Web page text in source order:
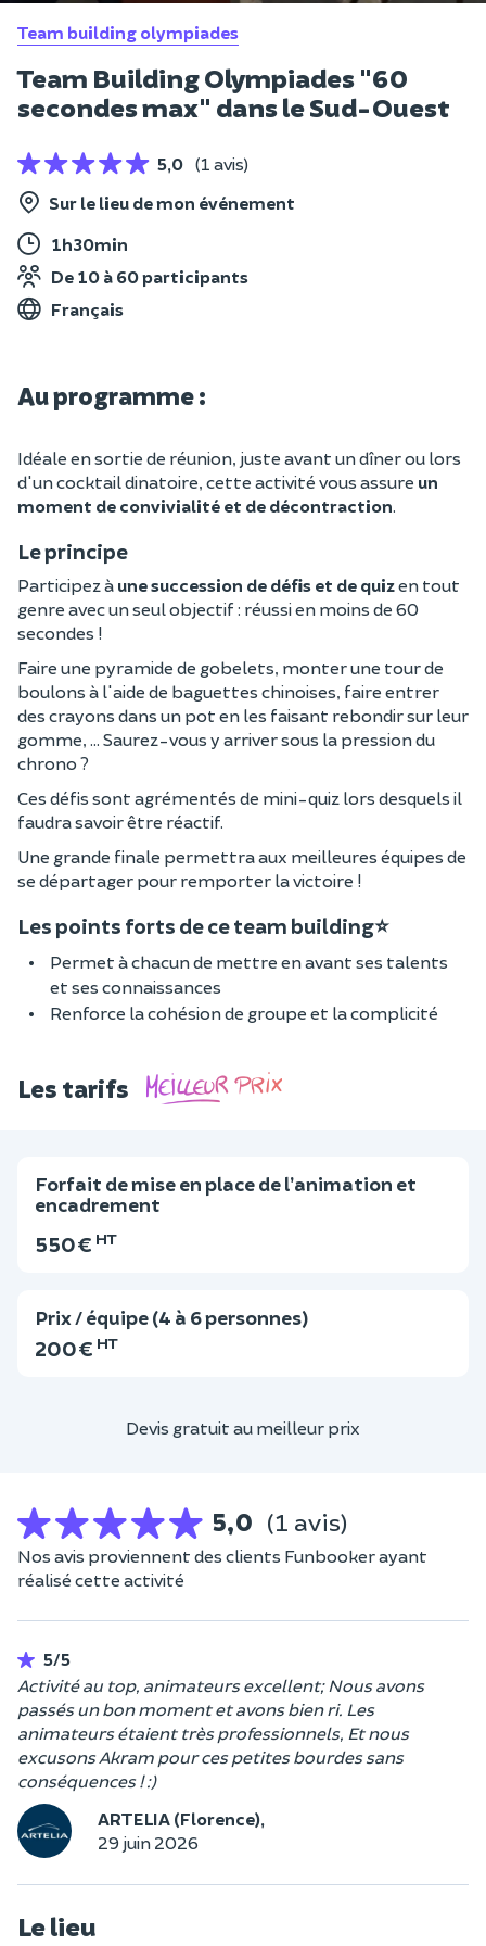
Team building olympiades
Team Building Olympiades "60
secondes max" dans le Sud-Ouest
5,0 (1 avis)
Sur le lieu de mon événement
1h30min
De 10 à 60 participants
Français
Au programme :
Idéale en sortie de réunion, juste avant un dîner ou lors
d'un cocktail dinatoire, cette activité vous assure un
moment de convivialité et de décontraction.
Le principe
Participez à une succession de défis et de quizen tout
genre avec un seul objectif : réussi en moins de 60
secondes !
Faire une pyramide de gobelets, monter une tour de
boulons à l'aide de baguettes chinoises, faire entrer
des crayons dans un pot en les faisant rebondir sur leur
gomme, ... Saurez-vous y arriver sous la pression du
chrono ?
Ces défis sont agrémentés de mini-quiz lors desquels il
faudra savoir être réactif.
Une grande finale permettra aux meilleures équipes de
se départager pour remporter la victoire !
Les points forts de ce team building⭐
Permet à chacun de mettre en avant ses talents
et ses connaissances
Renforce la cohésion de groupe et la complicité
Les tarifs
Forfait de mise en place de l’animation et
encadrement
550 € HT
Prix / équipe (4 à 6 personnes)
200 € HT
Devis gratuit au meilleur prix
5,0 (1 avis)
Nos avis proviennent des clients Funbooker ayant
réalisé cette activité
5/5
Activité au top, animateurs excellent; Nous avons
passés un bon moment et avons bien ri. Les
animateurs étaient très professionnels, Et nous
excusons Akram pour ces petites bourdes sans
conséquences ! :)
ARTELIA (Florence),
29 juin 2026
Le lieu